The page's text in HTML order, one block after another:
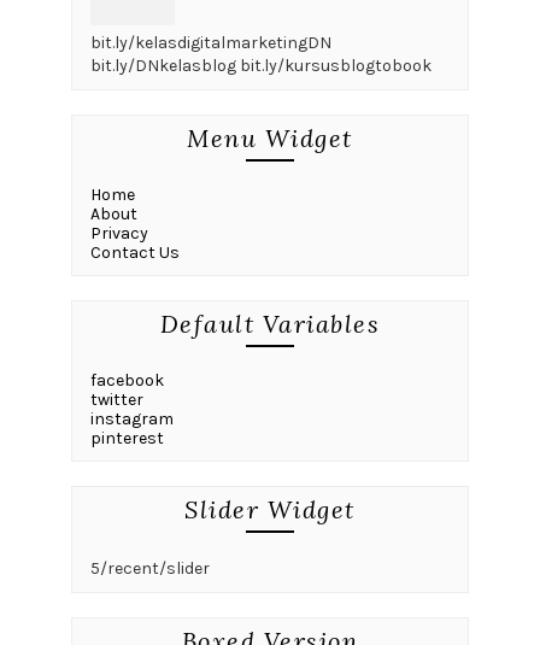
bit.ly/kelasdigitalmarketingDN
bit.ly/DNkelasblog bit.ly/kursusblogtobook
Menu Widget
Home
About
Privacy
Contact Us
Default Variables
facebook
twitter
instagram
pinterest
Slider Widget
5/recent/slider